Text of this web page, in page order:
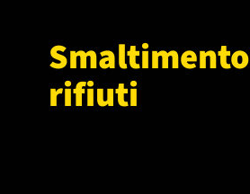
Smaltimento
rifiuti